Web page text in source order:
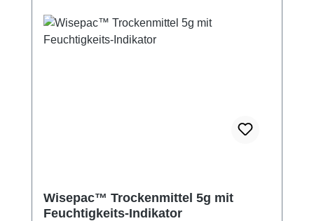
Wisepac™ Trockenmittel 5g mit
Feuchtigkeits-Indikator